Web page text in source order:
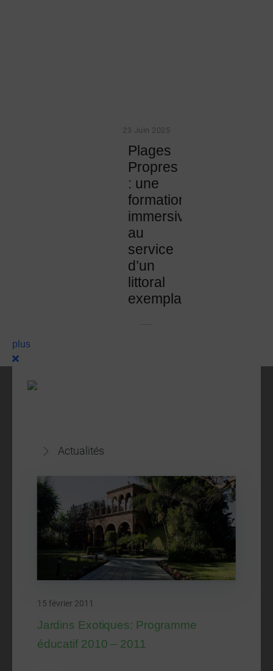
23 Juin 2025
Plages
Propres
: une
formation
immersive
au
service
d’un
littoral
exemplaire
plus
Actualités
15 février 2011
Jardins Exotiques: Programme
éducatif 2010 – 2011